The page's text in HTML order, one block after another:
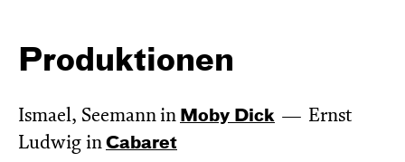
Produktionen
Ismael, Seemann in Moby Dick
Ernst
Ludwig in Cabaret